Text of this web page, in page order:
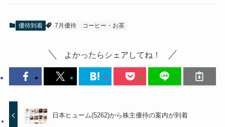
優待到着 7月優待 コーヒー・お茶
よかったらシェアしてね！
日本ヒューム(5262)から株主優待の案内が到着